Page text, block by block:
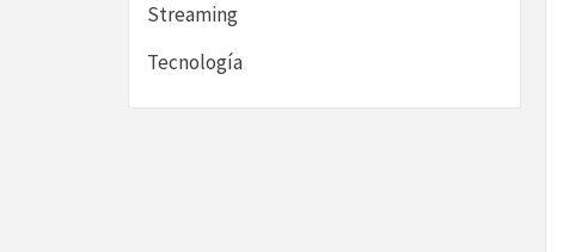
Streaming
Tecnología